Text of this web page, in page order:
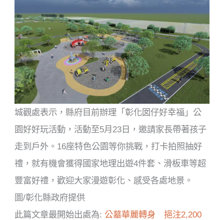
城觀處表示，縣府目前辦理「彰化囡仔好幸福」公
園好好玩活動，活動至5月23日，邀請家長帶著孩子
走到戶外。16座特色公園等你挑戰，打卡拍照抽好
禮，就有機會獲得國家地理出遊4件套、滑板車等超
豐富好禮，歡迎大家漫遊彰化、感受各處地景。
圖/彰化縣政府提供
此篇文章最開始出處為: 公墓華麗轉身 挹注2,200